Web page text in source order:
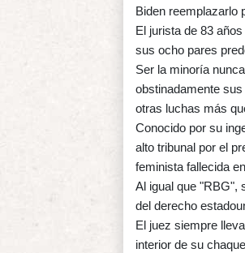
Biden reemplazarlo
El jurista de 83
sus ocho pares
Ser la minoría
obstinadamente
otras luchas más
Conocido por su
alto tribunal por el
feminista fallecida
Al igual que "RBG",
del derecho
El juez siempre
interior de su